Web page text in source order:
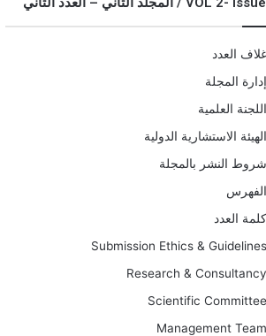
غلاف العدد
إدارة المجلة
اللجنة العلمية
الهيئة الاستشارية الدولية
شروط النشر بالمجلة
الفهرس
كلمة العدد
Submission Ethics & Guidelines
Research & Consultancy
Scientific Committee
Management Team